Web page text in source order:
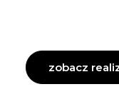
zobacz